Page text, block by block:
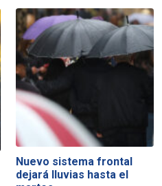
Nuevo sistema frontal
dejará lluvias hasta el